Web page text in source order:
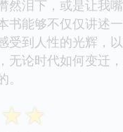
然泪下，或是让我
书能够不仅仅讲述
受到人性的光辉，
无论时代如何变迁
☆☆